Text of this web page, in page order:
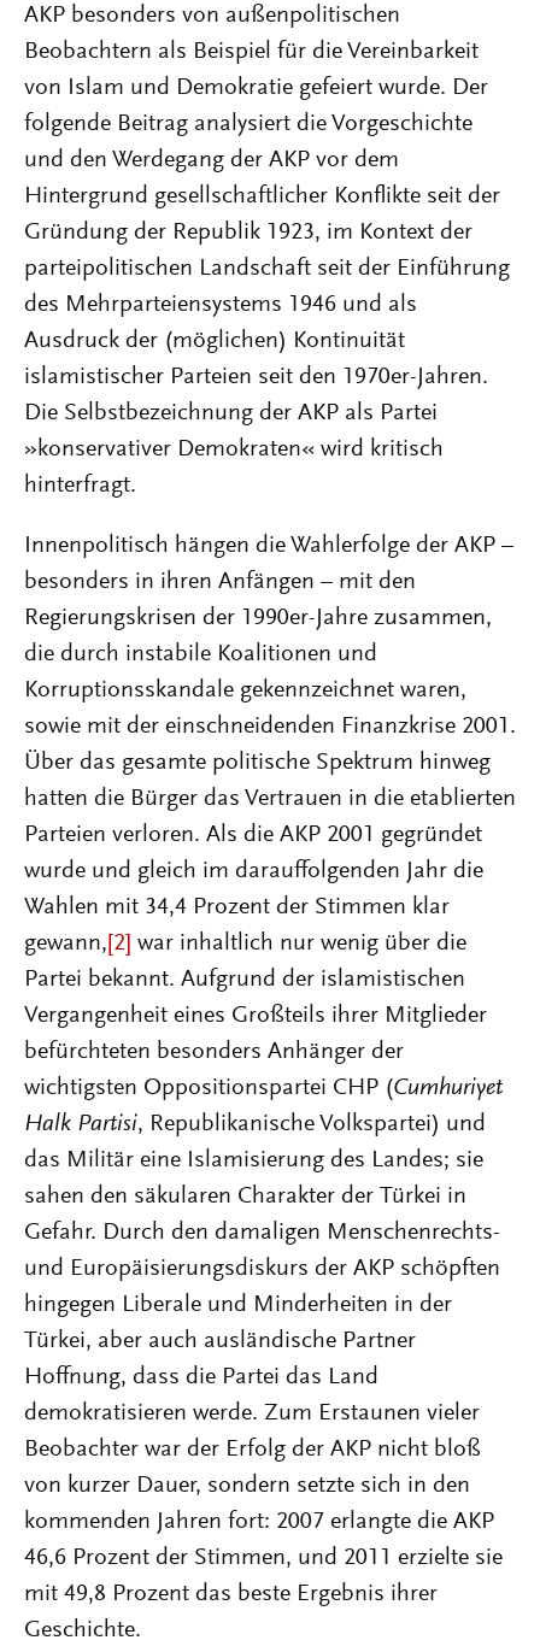
AKP besonders von außenpolitischen
Beobachtern als Beispiel für die Vereinbarkeit
von Islam und Demokratie gefeiert wurde. Der
folgende Beitrag analysiert die Vorgeschichte
und den Werdegang der AKP vor dem
Hintergrund gesellschaftlicher Konflikte seit der
Gründung der Republik 1923, im Kontext der
parteipolitischen Landschaft seit der Einführung
des Mehrparteiensystems 1946 und als
Ausdruck der (möglichen) Kontinuität
islamistischer Parteien seit den 1970er-Jahren.
Die Selbstbezeichnung der AKP als Partei
»konservativer Demokraten« wird kritisch
hinterfragt.
Innenpolitisch hängen die Wahlerfolge der AKP –
besonders in ihren Anfängen – mit den
Regierungskrisen der 1990er-Jahre zusammen,
die durch instabile Koalitionen und
Korruptionsskandale gekennzeichnet waren,
sowie mit der einschneidenden Finanzkrise 2001.
Über das gesamte politische Spektrum hinweg
hatten die Bürger das Vertrauen in die etablierten
Parteien verloren. Als die AKP 2001 gegründet
wurde und gleich im darauffolgenden Jahr die
Wahlen mit 34,4 Prozent der Stimmen klar
gewann, [2] war inhaltlich nur wenig über die
Partei bekannt. Aufgrund der islamistischen
Vergangenheit eines Großteils ihrer Mitglieder
befürchteten besonders Anhänger der
wichtigsten Oppositionspartei CHP (Cumhuriyet
Halk Partisi, Republikanische Volkspartei) und
das Militär eine Islamisierung des Landes; sie
sahen den säkularen Charakter der Türkei in
Gefahr. Durch den damaligen Menschenrechts-
und Europäisierungsdiskurs der AKP schöpften
hingegen Liberale und Minderheiten in der
Türkei, aber auch ausländische Partner
Hoffnung, dass die Partei das Land
demokratisieren werde. Zum Erstaunen vieler
Beobachter war der Erfolg der AKP nicht bloß
von kurzer Dauer, sondern setzte sich in den
kommenden Jahren fort: 2007 erlangte die AKP
46,6 Prozent der Stimmen, und 2011 erzielte sie
mit 49,8 Prozent das beste Ergebnis ihrer
Geschichte.